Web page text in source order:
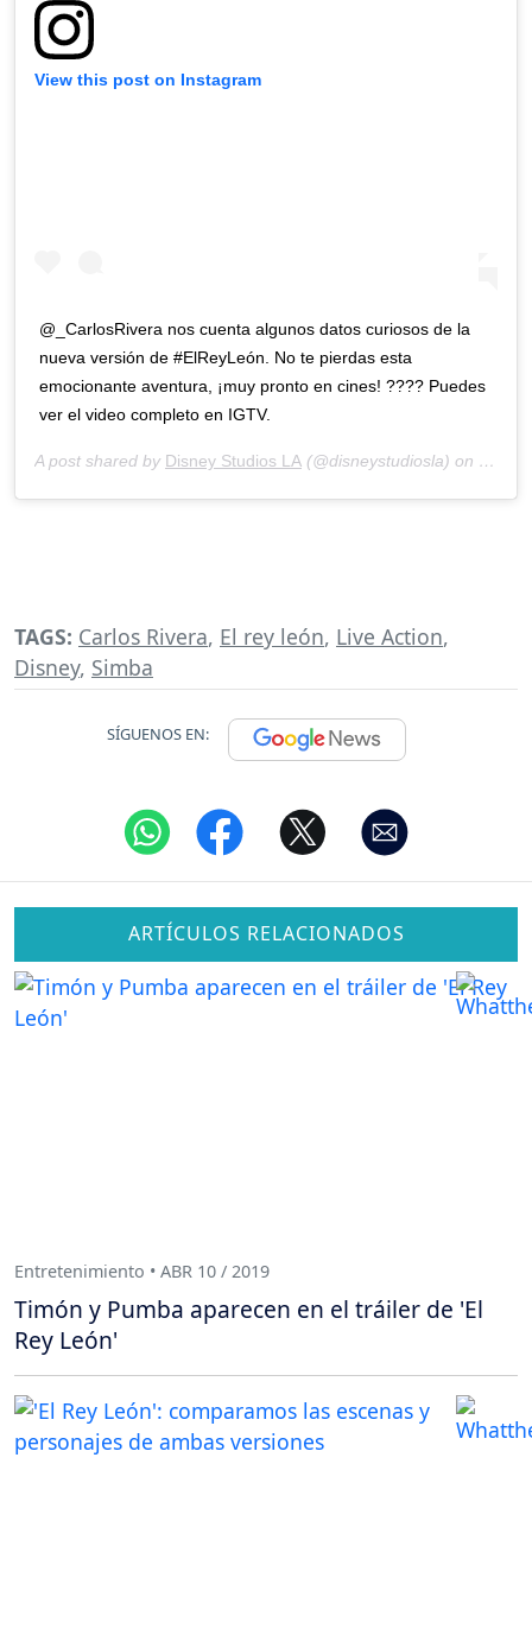
View this post on Instagram
@_CarlosRivera nos cuenta algunos datos curiosos de la
nueva versión de #ElReyLeón. No te pierdas esta
emocionante aventura, ¡muy pronto en cines! ???? Puedes
ver el video completo en IGTV.
A post shared by Disney Studios LA (@disneystudiosla) on Jul
TAGS: Carlos Rivera, El rey león, Live Action,
Disney, Simba
SÍGUENOS EN:
ARTÍCULOS RELACIONADOS
Entretenimiento • ABR 10 / 2019
Timón y Pumba aparecen en el tráiler de 'El
Rey León'